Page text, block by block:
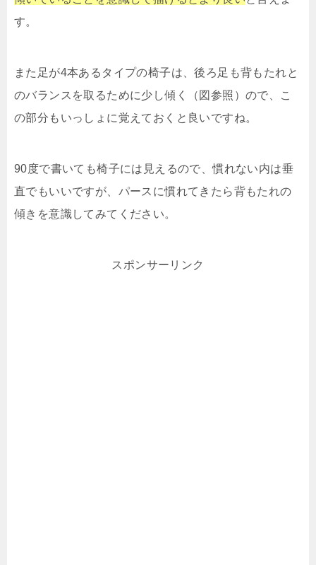
す。
また足が4本あるタイプの椅子は、後ろ足も背もたれと
のバランスを取るために少し傾く（図参照）ので、こ
の部分もいっしょに覚えておくと良いですね。
90度で書いても椅子には見えるので、慣れない内は垂
直でもいいですが、パースに慣れてきたら背もたれの
傾きを意識してみてください。
スポンサーリンク